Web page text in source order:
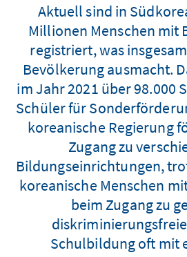
Aktuell sind in
Millionen Menschen mit
registriert, was
Bevölkerung ausmacht.
im Jahr 2021 über 98.000
Schüler für
koreanische Regierung
Zugang zu
Bildungseinrichtungen,
koreanische Menschen
beim Zugang zu
Schulbildung oft mit